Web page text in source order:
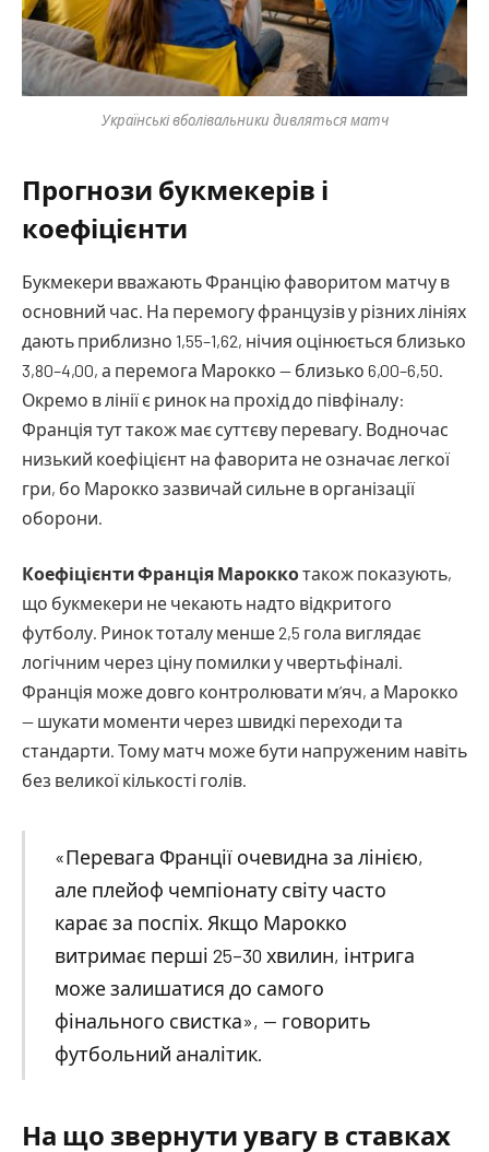
Українські вболівальники дивляться матч
Прогнози букмекерів і
коефіцієнти
Букмекери вважають Францію фаворитом матчу в
основний час. На перемогу французів у різних лініях
дають приблизно 1,55–1,62, нічия оцінюється близько
3,80–4,00, а перемога Марокко — близько 6,00–6,50.
Окремо в лінії є ринок на прохід до півфіналу:
Франція тут також має суттєву перевагу. Водночас
низький коефіцієнт на фаворита не означає легкої
гри, бо Марокко зазвичай сильне в організації
оборони.
Коефіцієнти Франція Мароккотакож показують,
що букмекери не чекають надто відкритого
футболу. Ринок тоталу менше 2,5 гола виглядає
логічним через ціну помилки у чвертьфіналі.
Франція може довго контролювати м’яч, а Марокко
— шукати моменти через швидкі переходи та
стандарти. Тому матч може бути напруженим навіть
без великої кількості голів.
«Перевага Франції очевидна за лінією,
але плейоф чемпіонату світу часто
карає за поспіх. Якщо Марокко
витримає перші 25–30 хвилин, інтрига
може залишатися до самого
фінального свистка», — говорить
футбольний аналітик.
На що звернути увагу в ставках